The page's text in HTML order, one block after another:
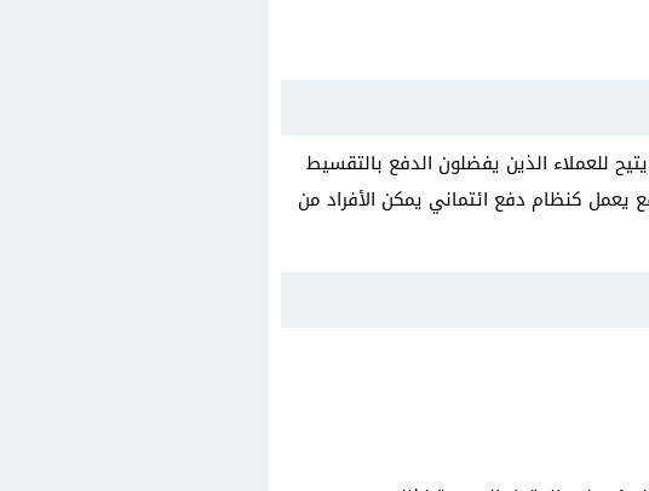
للعملاء الذين يفضلون الدفع بالتقسيط
يعمل كنظام دفع ائتماني يمكن الأفراد من